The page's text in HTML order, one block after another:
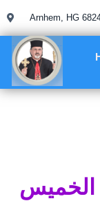
Arnhem, HG
الخميس